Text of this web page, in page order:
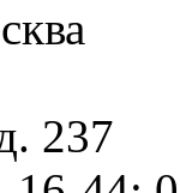
237